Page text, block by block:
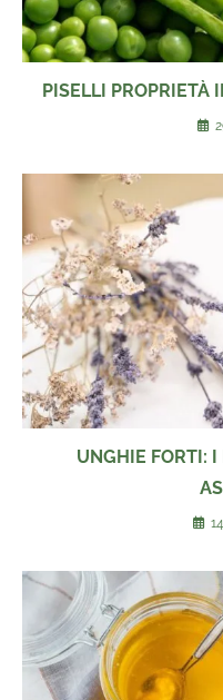
PISELLI PROPRIETÀ
UNGHIE FORTI: